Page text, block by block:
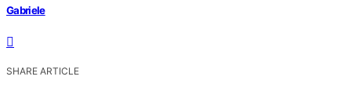
Gabriele
SHARE ARTICLE